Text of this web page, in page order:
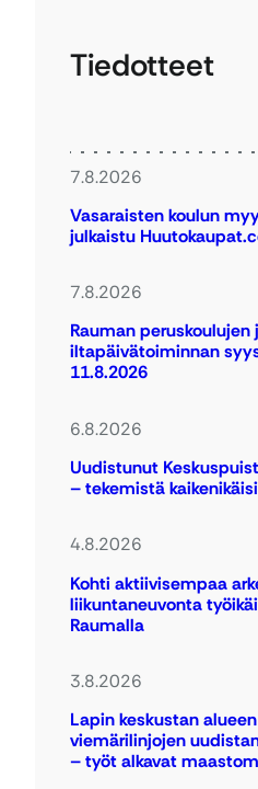
Tiedotteet
7.8.2026
Vasaraisten koulun
julkaistu
7.8.2026
Rauman peruskoulujen
iltapäivätoiminnan
11.8.2026
6.8.2026
Uudistunut
– tekemistä
4.8.2026
Kohti aktiivisempaa
liikuntaneuvonta
Raumalla
3.8.2026
Lapin keskustan
viemärilinjojen
– työt alkavat